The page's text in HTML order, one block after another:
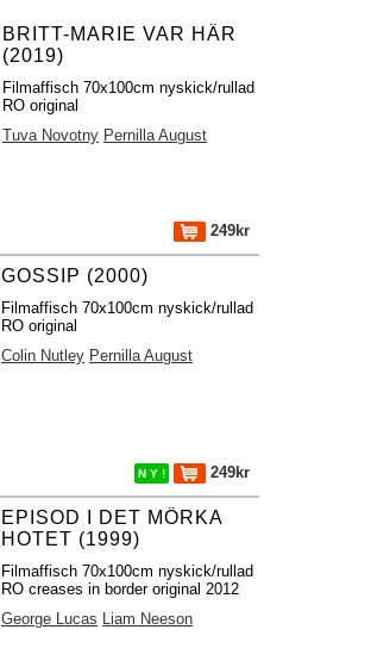
BRITT-MARIE VAR HÄR
(2019)
Filmaffisch 70x100cm nyskick/rullad
RO original
Tuva Novotny Pernilla August
249kr
GOSSIP (2000)
Filmaffisch 70x100cm nyskick/rullad
RO original
Colin Nutley Pernilla August
N Y ! 249kr
EPISOD I DET MÖRKA
HOTET (1999)
Filmaffisch 70x100cm nyskick/rullad
RO creases in border original 2012
George Lucas Liam Neeson